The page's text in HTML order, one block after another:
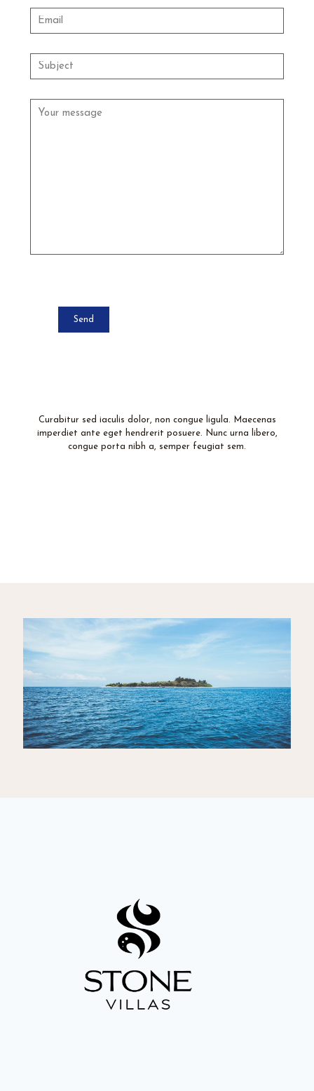
Curabitur sed iaculis dolor, non congue ligula. Maecenas
imperdiet ante eget hendrerit posuere. Nunc urna libero,
congue porta nibh a, semper feugiat sem.